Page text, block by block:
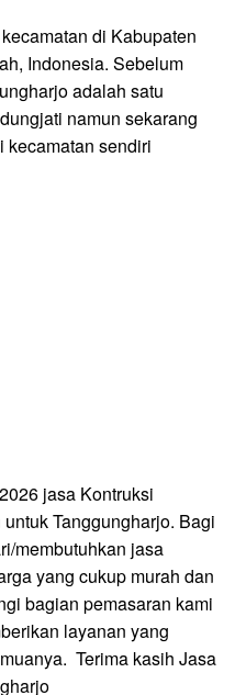
di Kabupaten
Indonesia. Sebelum
adalah satu
namun sekarang
kecamatan sendiri
jasa Kontruksi
Tanggungharjo. Bagi
membutuhkan jasa
yang cukup murah dan
bagian pemasaran kami
layanan yang
Terima kasih Jasa